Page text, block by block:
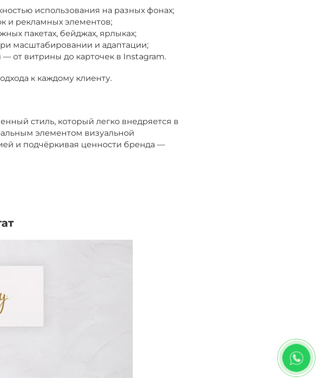
использования на разных фонах;
и рекламных элементов;
пакетах, бейджах, ярлыках;
масштабировании и адаптации;
от витрины до карточек в Instagram.
к каждому клиенту.
стиль, который легко внедряется в
элементом визуальной
и подчёркивая ценности бренда —